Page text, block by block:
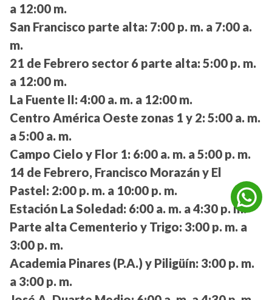
a 12:00 m.
San Francisco parte alta: 7:00 p. m. a 7:00 a.
m.
21 de Febrero sector 6 parte alta: 5:00 p. m.
a 12:00 m.
La Fuente II: 4:00 a. m. a 12:00 m.
Centro América Oeste zonas 1 y 2: 5:00 a. m.
a 5:00 a. m.
Campo Cielo y Flor 1: 6:00 a. m. a 5:00 p. m.
14 de Febrero, Francisco Morazán y El
Pastel: 2:00 p. m. a 10:00 p. m.
Estación La Soledad: 6:00 a. m. a 4:30 p. m.
Parte alta Cementerio y Trigo: 3:00 p. m. a
3:00 p. m.
Academia Pinares (P.A.) y Piligüín: 3:00 p. m.
a 3:00 p. m.